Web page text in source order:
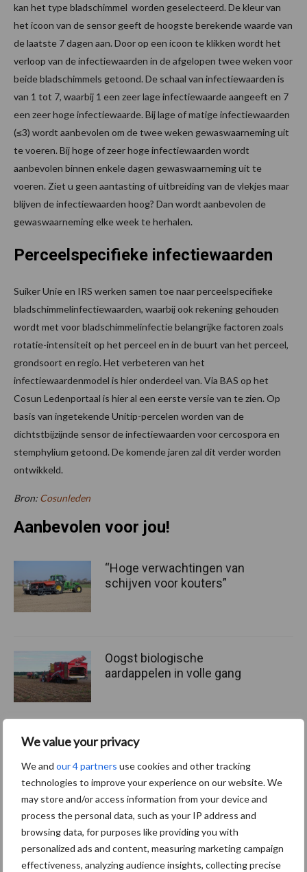
We value your privacy
We and our 4 partners use cookies and other tracking
technologies to improve your experience on our website. We
may store and/or access information from your device and
process the personal data, such as your IP address and
browsing data, for purposes like providing you with
personalized ads and content, measuring marketing campaign
effectiveness, analyzing audience insights, collecting precise
kan het type bladschimmel worden geselecteerd. De kleur van
het icoon van de sensor geeft de hoogste berekende waarde van
de laatste 7 dagen aan. Door op een icoon te klikken wordt het
verloop van de infectiewaarden in de afgelopen twee weken voor
beide bladschimmels getoond. De schaal van infectiewaarden is
van 1 tot 7, waarbij 1 een zeer lage infectiewaarde aangeeft en 7
een zeer hoge infectiewaarde. Bij lage of matige infectiewaarden
(≤3) wordt aanbevolen om de twee weken gewaswaarneming uit
te voeren. Bij hoge of zeer hoge infectiewaarden wordt
aanbevolen binnen enkele dagen gewaswaarneming uit te
voeren. Ziet u geen aantasting of uitbreiding van de vlekjes maar
blijven de infectiewaarden hoog? Dan wordt aanbevolen de
gewaswaarneming elke week te herhalen.
Perceelspecifieke infectiewaarden
Suiker Unie en IRS werken samen toe naar perceelspecifieke
bladschimmelinfectiewaarden, waarbij ook rekening gehouden
wordt met voor bladschimmelinfectie belangrijke factoren zoals
rotatie-intensiteit op het perceel en in de buurt van het perceel,
grondsoort en regio. Het verbeteren van het
infectiewaardenmodel is hier onderdeel van. Via BAS op het
Cosun Ledenportaal is hier al een eerste versie van te zien. Op
basis van ingetekende Unitip-percelen worden van de
dichtstbijzijnde sensor de infectiewaarden voor cercospora en
stemphylium getoond. De komende jaren zal dit verder worden
ontwikkeld.
Bron: Cosunleden
Aanbevolen voor jou!
“Hoge verwachtingen van
schijven voor kouters”
Oogst biologische
aardappelen in volle gang
Nieuwe compacte
gedragen pootcombinatie
van AVR
Themapagina's